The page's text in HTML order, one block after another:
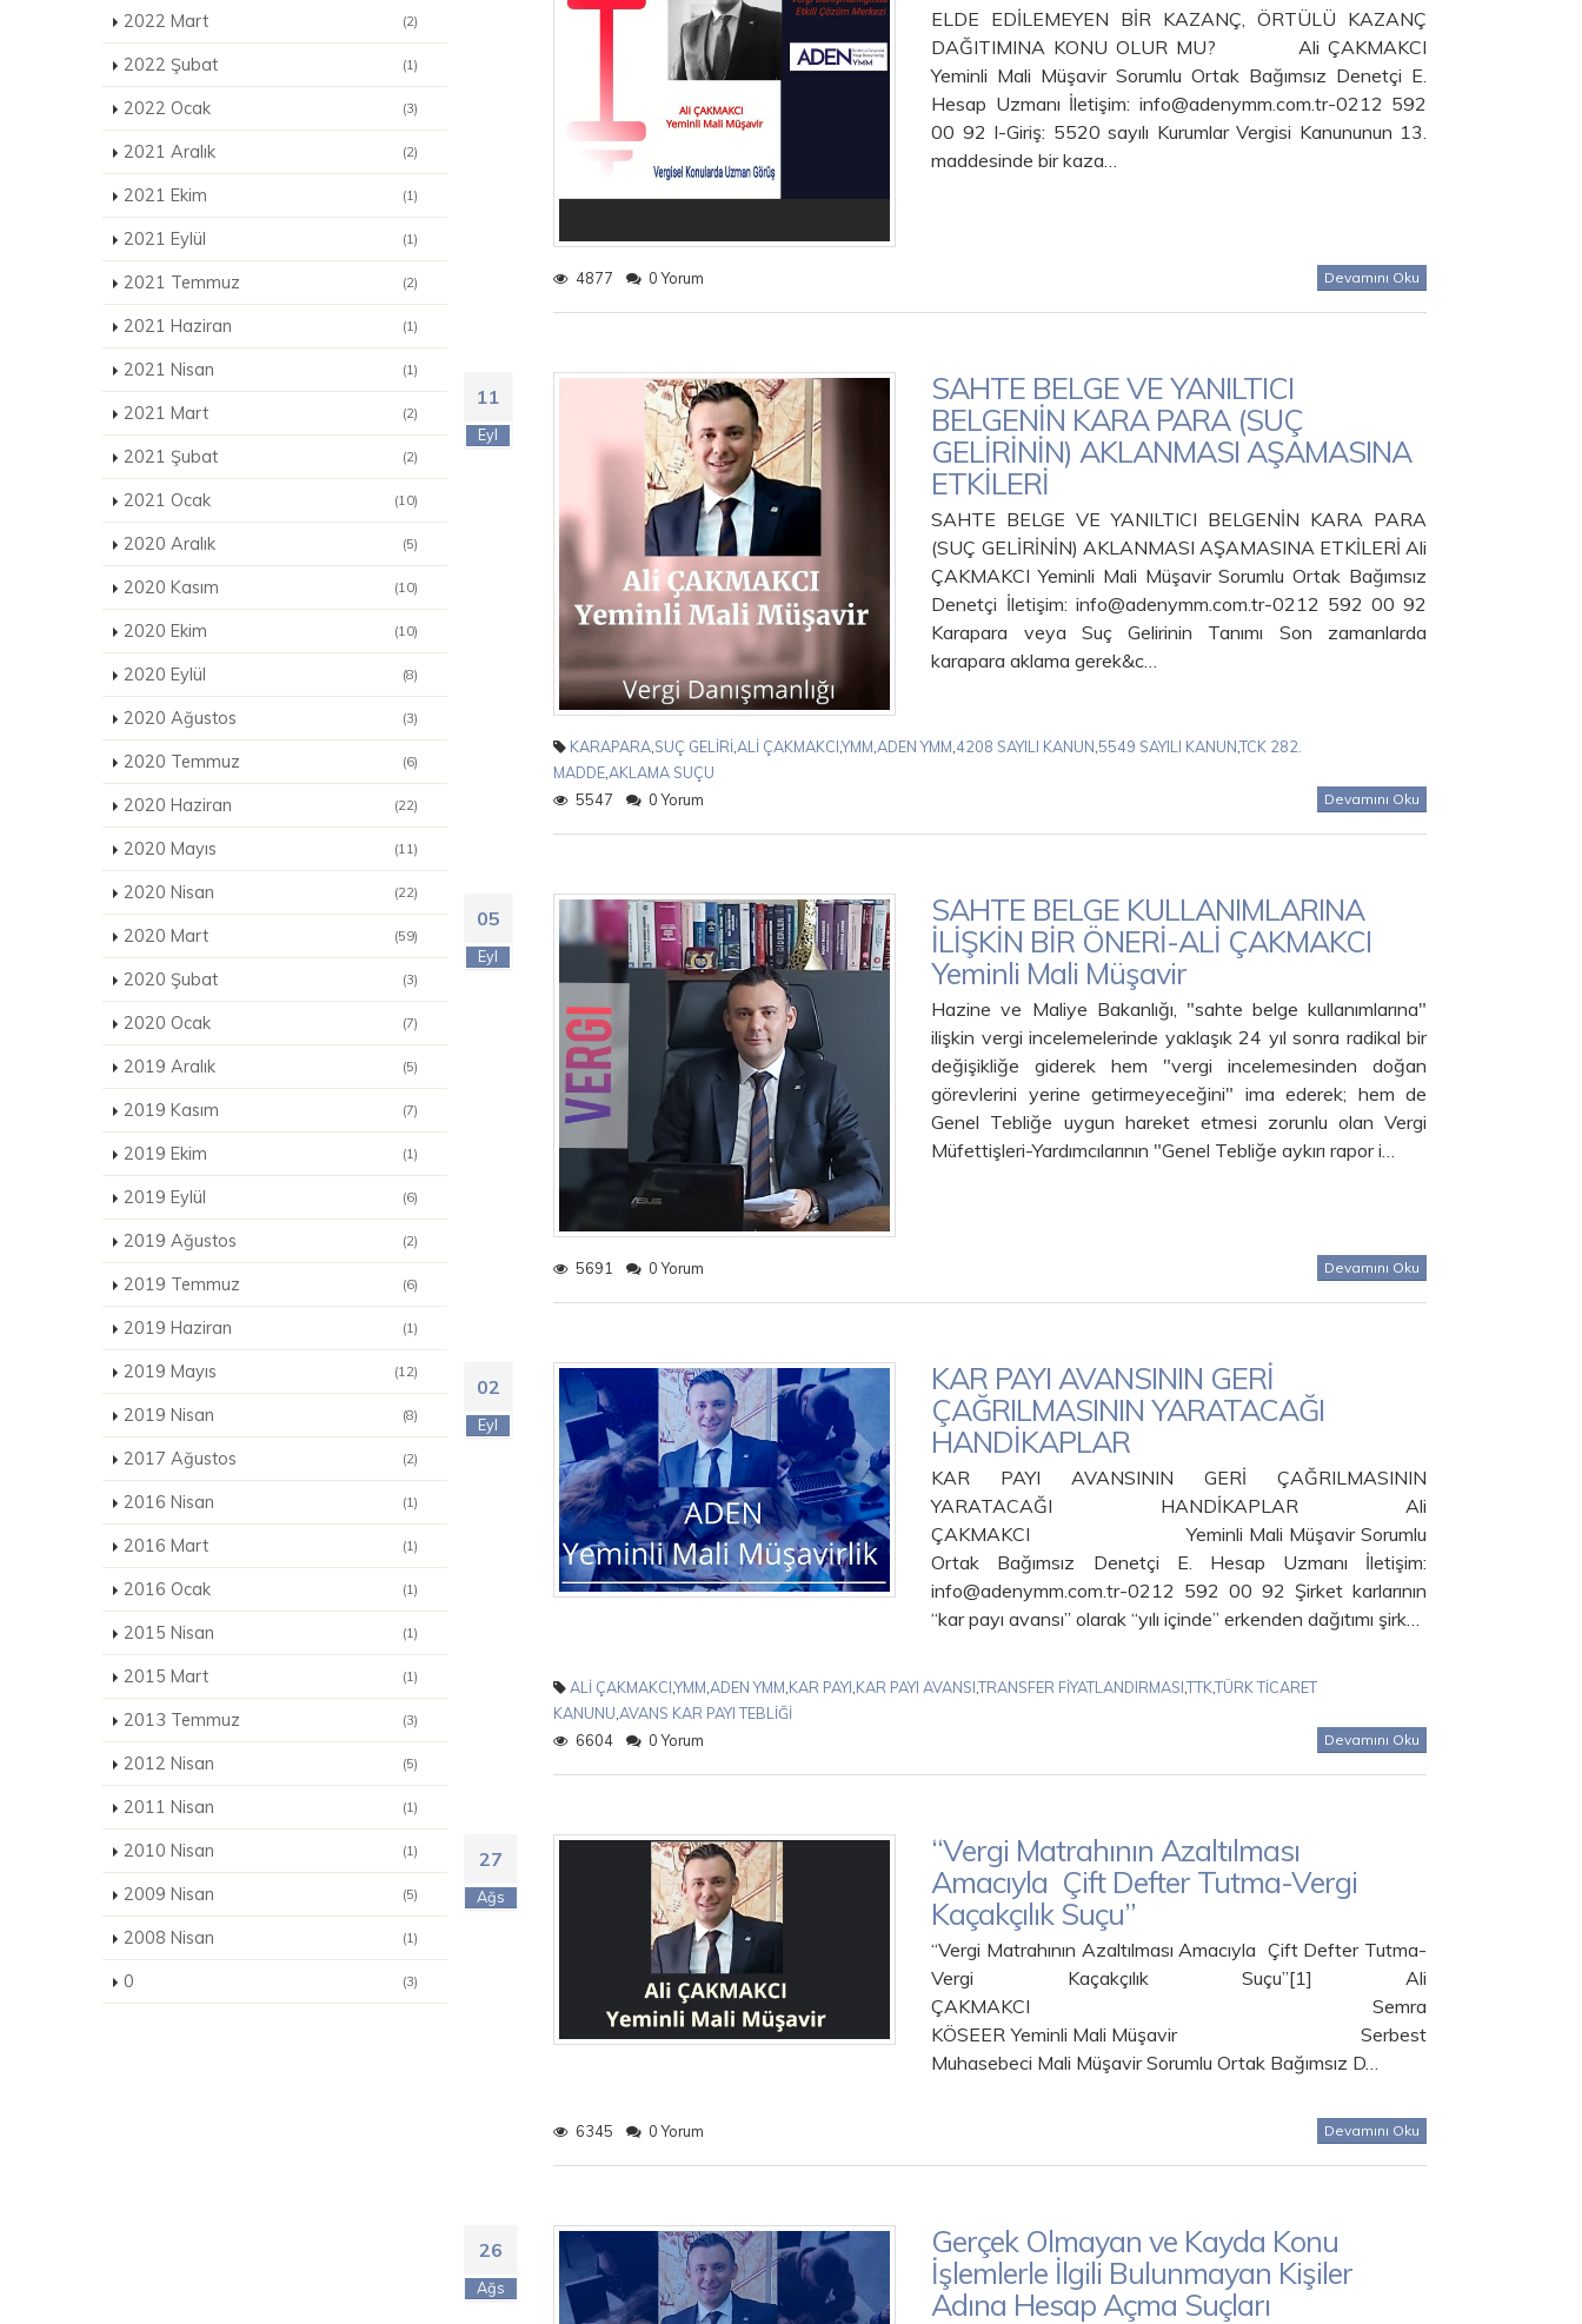
2022 Mart (2)
2022 Şubat (1)
2022 Ocak (3)
2021 Aralık (2)
2021 Ekim (1)
2021 Eylül (1)
2021 Temmuz (2)
2021 Haziran (1)
2021 Nisan (1)
2021 Mart (2)
2021 Şubat (2)
2021 Ocak (10)
2020 Aralık (5)
2020 Kasım (10)
2020 Ekim (10)
2020 Eylül (8)
2020 Ağustos (3)
2020 Temmuz (6)
2020 Haziran (22)
2020 Mayıs (11)
2020 Nisan (22)
2020 Mart (59)
2020 Şubat (3)
2020 Ocak (7)
2019 Aralık (5)
2019 Kasım (7)
2019 Ekim (1)
2019 Eylül (6)
2019 Ağustos (2)
2019 Temmuz (6)
2019 Haziran (1)
2019 Mayıs (12)
2019 Nisan (8)
2017 Ağustos (2)
2016 Nisan (1)
2016 Mart (1)
2016 Ocak (1)
2015 Nisan (1)
2015 Mart (1)
2013 Temmuz (3)
2012 Nisan (5)
2011 Nisan (1)
2010 Nisan (1)
2009 Nisan (5)
2008 Nisan (1)
0 (3)
ELDE EDİLEMEYEN BİR KAZANÇ, ÖRTÜLÜ KAZANÇ
DAĞITIMINA KONU OLUR MU? Ali ÇAKMAKCI
Yeminli Mali Müşavir Sorumlu Ortak Bağımsız Denetçi E.
Hesap Uzmanı İletişim: info@adenymm.com.tr-0212 592
00 92 I-Giriş: 5520 sayılı Kurumlar Vergisi Kanununun 13.
maddesinde bir kaza…
4877 0 Yorum Devamını Oku
11
Eyl
SAHTE BELGE VE YANILTICI
BELGENİN KARA PARA (SUÇ
GELİRİNİN) AKLANMASI AŞAMASINA
ETKİLERİ
SAHTE BELGE VE YANILTICI BELGENİN KARA PARA
(SUÇ GELİRİNİN) AKLANMASI AŞAMASINA ETKİLERİ Ali
ÇAKMAKCI Yeminli Mali Müşavir Sorumlu Ortak Bağımsız
Denetçi İletişim: info@adenymm.com.tr-0212 592 00 92
Karapara veya Suç Gelirinin Tanımı Son zamanlarda
karapara aklama gerek&c…
KARAPARA, SUÇ GELİRİ,ALİ ÇAKMAKCI,YMM ADEN YMM 4208 SAYILI KANUN 5549 SAYILI KANUN,TCK 282.
MADDE,AKLAMA SUÇU
5547
0 Yorum Devamını Oku
05
Eyl
SAHTE BELGE KULLANIMLARINA
İLİŞKİN BİR ÖNERİ-ALİ ÇAKMAKCI
Yeminli Mali Müşavir
Hazine ve Maliye Bakanlığı, "sahte belge kullanımlarına"
ilişkin vergi incelemelerinde yaklaşık 24 yıl sonra radikal bir
değişikliğe giderek hem "vergi incelemesinden doğan
görevlerini yerine getirmeyeceğini" ima ederek; hem de
Genel Tebliğe uygun hareket etmesi zorunlu olan Vergi
Müfettişleri-Yardımcılarının "Genel Tebliğe aykırı rapor i…
5691 0 Yorum Devamını Oku
02
Eyl
KAR PAYI AVANSININ GERİ
ÇAĞRILMASININ YARATACAĞI
HANDİKAPLAR
KAR PAYI AVANSININ GERİ ÇAĞRILMASININ
YARATACAĞI HANDİKAPLAR Ali
ÇAKMAKCI Yeminli Mali Müşavir Sorumlu
Ortak Bağımsız Denetçi E. Hesap Uzmanı İletişim:
info@adenymm.com.tr-0212 592 00 92 Şirket karlarının
“kar payı avansı” olarak “yılı içinde” erkenden dağıtımı şirk…
ALİ ÇAKMAKCI,YMM ADEN YMM KAR PAYI KAR PAYI AVANSI,TRANSFER FİYATLANDIRMASI,TTK,TÜRK TİCARET
KANUNU AVANS KAR PAYI TEBLİĞİ
6604
0 Yorum Devamını Oku
27
Ağs
“Vergi Matrahının Azaltılması
Amacıyla Çift Defter Tutma-Vergi
Kaçakçılık Suçu”
“Vergi Matrahının Azaltılması Amacıyla Çift Defter Tutma-
Vergi Kaçakçılık Suçu”[1] Ali
ÇAKMAKCI Semra
KÖSEER Yeminli Mali Müşavir Serbest
Muhasebeci Mali Müşavir Sorumlu Ortak Bağımsız D…
6345 0 Yorum Devamını Oku
26
Ağs
Gerçek Olmayan ve Kayda Konu
İşlemlerle İlgili Bulunmayan Kişiler
Adına Hesap Açma Suçları